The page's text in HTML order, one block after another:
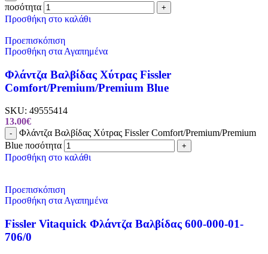
ποσότητα
+
Προσθήκη στο καλάθι
Προεπισκόπιση
Προσθήκη στα Αγαπημένα
Φλάντζα Βαλβίδας Χύτρας Fissler
Comfort/Premium/Premium Blue
SKU: 49555414
13.00€
-
Φλάντζα Βαλβίδας Χύτρας Fissler Comfort/Premium/Premium
Blue ποσότητα
+
Προσθήκη στο καλάθι
Προεπισκόπιση
Προσθήκη στα Αγαπημένα
Fissler Vitaquick Φλάντζα Βαλβίδας 600-000-01-
706/0